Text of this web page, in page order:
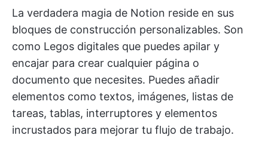
La verdadera magia de Notion reside en sus
bloques de construcción personalizables. Son
como Legos digitales que puedes apilar y
encajar para crear cualquier página o
documento que necesites. Puedes añadir
elementos como textos, imágenes, listas de
tareas, tablas, interruptores y elementos
incrustados para mejorar tu flujo de trabajo.